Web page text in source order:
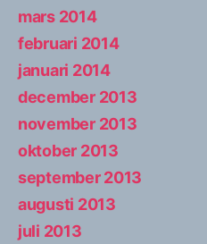
mars 2014
februari 2014
januari 2014
december 2013
november 2013
oktober 2013
september 2013
augusti 2013
juli 2013